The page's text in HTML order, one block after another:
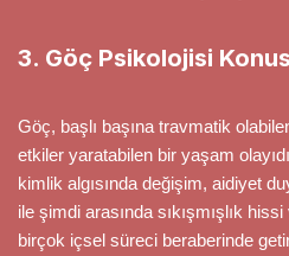
3. Göç Psikolojisi
Göç, başlı başına travmatik
etkiler yaratabilen bir yaşam
kimlik algısında değişim, aidiyet
ile şimdi arasında sıkışmışlık
birçok içsel süreci beraberinde